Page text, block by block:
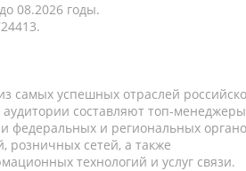
08.2026 годы.
самых успешных отраслей
составляют топ-
федеральных и региональных
розничных сетей, а также
технологий и услуг связи.